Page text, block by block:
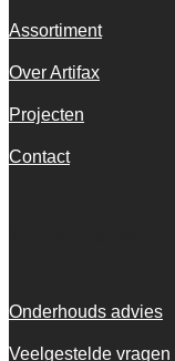
Assortiment
Over Artifax
Projecten
Contact
Onderhouds advies
Veelgestelde vragen